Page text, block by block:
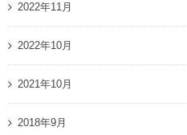
2022年11月
2022年10月
2021年10月
2018年9月